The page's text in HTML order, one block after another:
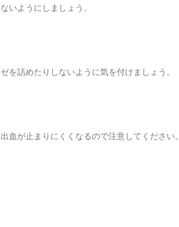
いようにしましょう。
を詰めたりしないように気を付けましょう。
血が止まりにくくなるので注意してください。